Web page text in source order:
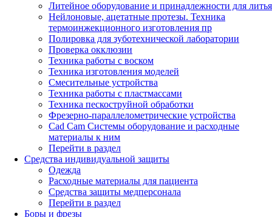
Литейное оборудование и принадлежности для литья
Нейлоновые, ацетатные протезы. Техника
термоинжекционного изготовления пр
Полировка для зуботехнической лаборатории
Проверка окклюзии
Техника работы с воском
Техника изготовления моделей
Смесительные устройства
Техника работы с пластмассами
Техника пескоструйной обработки
Фрезерно-параллелометрические устройства
Cad Cam Системы оборудование и расходные
материалы к ним
Перейти в раздел
Средства индивидуальной защиты
Одежда
Расходные материалы для пациента
Средства защиты медперсонала
Перейти в раздел
Боры и фрезы